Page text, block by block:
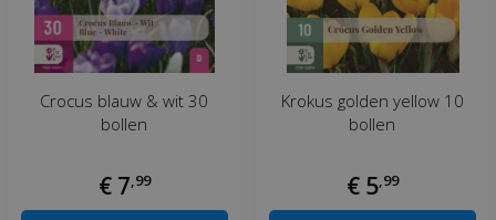
Crocus blauw & wit 30
bollen
€ 7,99
Krokus golden yellow 10
bollen
€ 5,99